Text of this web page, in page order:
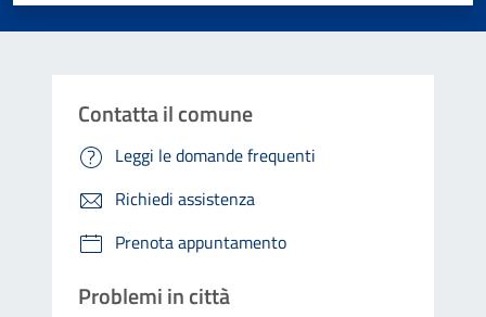
Contatta il comune
Leggi le domande frequenti
Richiedi assistenza
Prenota appuntamento
Problemi in città